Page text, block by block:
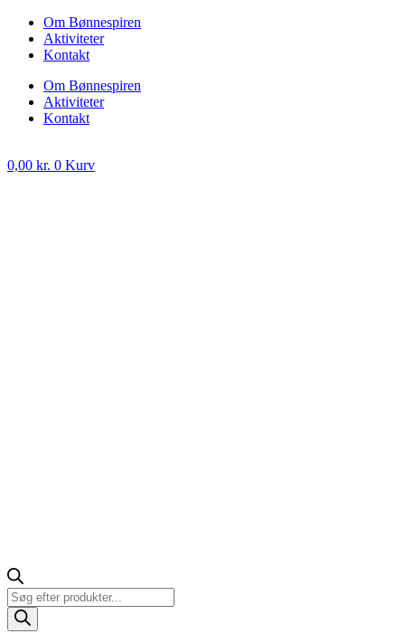
Om Bønnespiren
Aktiviteter
Kontakt
Om Bønnespiren
Aktiviteter
Kontakt
0,00 kr. 0 Kurv
Products
search